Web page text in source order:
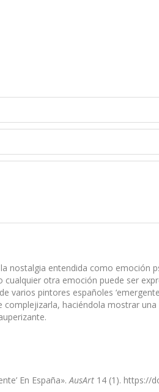
nostalgia entendida como emoción
otra emoción puede ser
pintores españoles
haciéndola mostrar
En España».AusArt 14 (1). https://